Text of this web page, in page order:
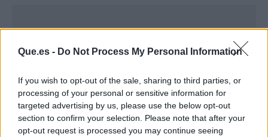
Que.es - Do Not Process My Personal Information
If you wish to opt-out of the sale, sharing to third parties, or
processing of your personal or sensitive information for
targeted advertising by us, please use the below opt-out
section to confirm your selection. Please note that after your
opt-out request is processed you may continue seeing